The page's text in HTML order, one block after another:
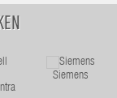
Siemens